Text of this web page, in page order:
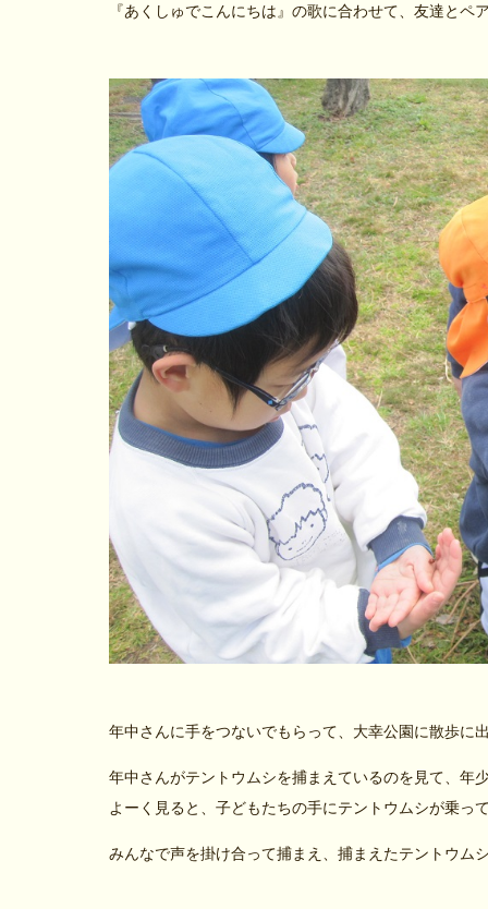
『あくしゅでこんにちは』の歌に合わせて、友達とペ
年中さんに手をつないでもらって、大幸公園に散歩に
年中さんがテントウムシを捕まえているのを見て、年
よーく見ると、子どもたちの手にテントウムシが乗っ
みんなで声を掛け合って捕まえ、捕まえたテントウム